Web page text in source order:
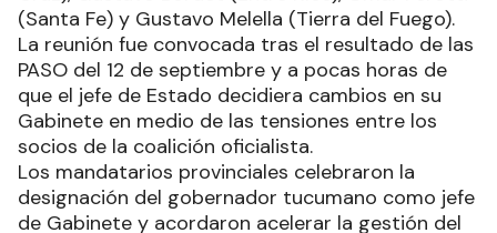
(Santa Fe) y Gustavo Melella (Tierra del Fuego).
La reunión fue convocada tras el resultado de las
PASO del 12 de septiembre y a pocas horas de
que el jefe de Estado decidiera cambios en su
Gabinete en medio de las tensiones entre los
socios de la coalición oficialista.
Los mandatarios provinciales celebraron la
designación del gobernador tucumano como jefe
de Gabinete y acordaron acelerar la gestión del